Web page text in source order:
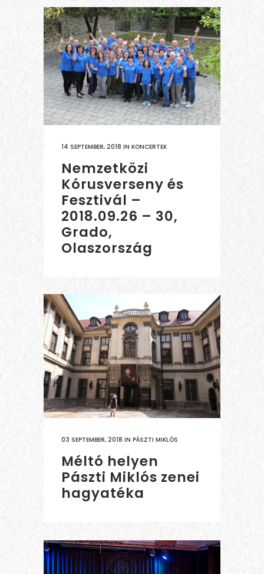
14 SEPTEMBER, 2018 IN KONCERTEK
Nemzetközi
Kórusverseny és
Fesztivál –
2018.09.26 – 30,
Grado,
Olaszország
03 SEPTEMBER, 2018 IN PÁSZTI MIKLÓS
Méltó helyen
Pászti Miklós zenei
hagyatéka